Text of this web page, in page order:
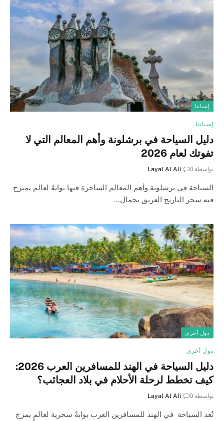
إسبانيا
إسبانيا
دليل السياحة في برشلونة وأهم المعالم التي لا
تفوتك لعام 2026
بواسطة Layal Al Ali 0
السياحة في برشلونة وأهم المعالم الساحرة فيها بوابةً لعالم يمتزج
فيه سحر التاريخ العريق بجمال…
دول أخرى
دول أخرى
دليل السياحة في الهند للمسافرين العرب 2026:
كيف تخطط لرحلة الأحلام في بلاد العجائب؟
بواسطة Layal Al Ali 0
تُعد السياحة في الهند للمسافرين العرب بوابةً سحرية لعالمٍ يمزج